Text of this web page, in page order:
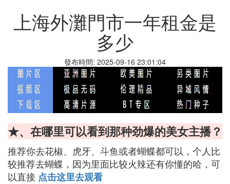
上海外灘門市一年租金是
多少
發布時間: 2025-09-16 23:01:04
★、在哪里可以看到那种劲爆的美女主播？
推荐你去花椒、虎牙、斗鱼或者蝴蝶都可以，个人比
较推荐去蝴蝶，因为里面比较火辣还有你懂的哈，可
以直接 点击这里去观看